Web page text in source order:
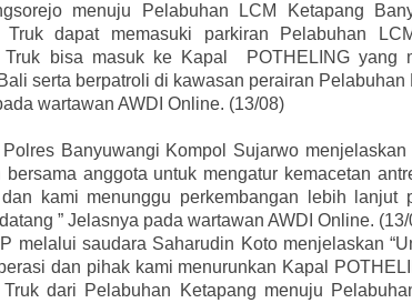
menuju Pelabuhan LCM Ketapang
Truk dapat memasuki parkiran Pelabuhan
Truk bisa masuk ke Kapal POTHELING yang
serta berpatroli di kawasan perairan
wartawan AWDI Online. (13/08)
Banyuwangi Kompol Sujarwo menjelaskan
bersama anggota untuk mengatur kemacetan
kami menunggu perkembangan lebih lanjut
” Jelasnya pada wartawan AWDI Online.
melalui saudara Saharudin Koto menjelaskan
dan pihak kami menurunkan Kapal
Truk dari Pelabuhan Ketapang menuju